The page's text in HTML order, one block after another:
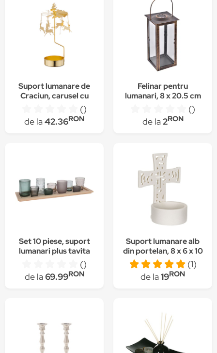
Suport lumanare de
Craciun, carusel cu
cerbi, SS005G, 13cm,
()
de la42.36RON
Felinar pentru
lumanari, 8 x 20.5 cm
()
de la2RON
Set 10 piese, suport
lumanari plus tavita
()
de la69.99RON
Suport lumanare alb
din portelan, 8 x 6 x 10
cm
(1)
de la19RON